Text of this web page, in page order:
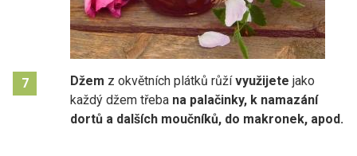
7 Džem z okvětních plátků růžívyužijete jako
každý džem třeba na palačinky, k namazání
dortů a dalších moučníků, do makronek, apod.